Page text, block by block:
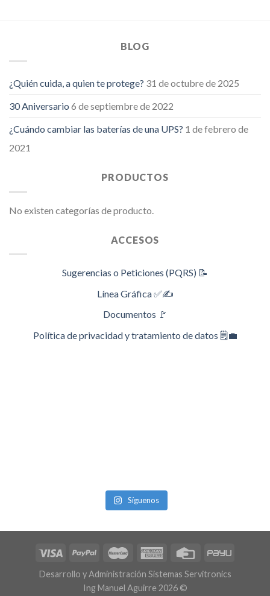
BLOG
¿Quién cuida, a quien te protege? 31 de octubre de 2025
30 Aniversario 6 de septiembre de 2022
¿Cuándo cambiar las baterías de una UPS? 1 de febrero de
2021
PRODUCTOS
No existen categorías de producto.
ACCESOS
Sugerencias o Peticiones (PQRS) 📝
Línea Gráfica ✅✍️
Documentos 🚩
Política de privacidad y tratamiento de datos 🗒️💼
Síguenos
Desarrollo y Administración Sistemas Servitronics
Ing Manuel Aguirre 2026 ©